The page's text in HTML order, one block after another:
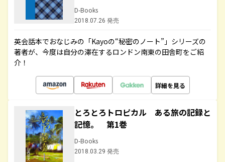
D-Books
2018.07.26 発売
英会話本でおなじみの「Kayoの“秘密のノート”」シリーズの
著者が、今度は自分の滞在するロンドン南東の田舎町をご紹
介！
詳細を見る
とろとろトロピカル ある旅の記録と
記憶。 第1巻
D-Books
2018.03.29 発売